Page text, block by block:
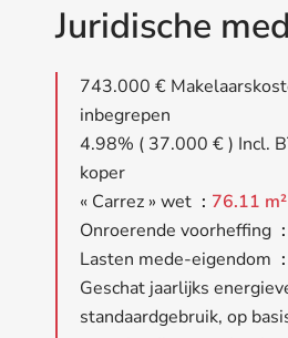
Juridische
743.000 €
inbegrepen
4.98% ( 37.000 € ) Incl.
koper
« Carrez » wet
76.11 m²
Onroerende voorheffing
Lasten mede-eigendom
Geschat jaarlijks
standaardgebruik, op